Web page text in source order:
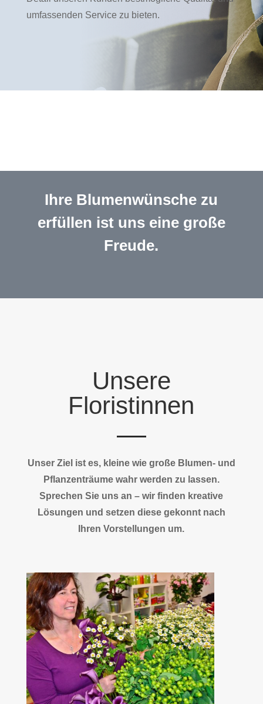
umfassenden Service zu bieten.
Ihre Blumenwünsche zu
erfüllen ist uns eine große
Freude.
Unsere
Floristinnen
Unser Ziel ist es, kleine wie große Blumen- und
Pflanzenträume wahr werden zu lassen.
Sprechen Sie uns an – wir finden kreative
Lösungen und setzen diese gekonnt nach
Ihren Vorstellungen um.